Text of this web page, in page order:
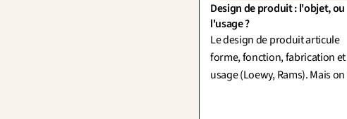
Design de produit : l'objet, ou
l'usage ?
Le design de produit articule
forme, fonction, fabrication et
usage (Loewy, Rams). Mais